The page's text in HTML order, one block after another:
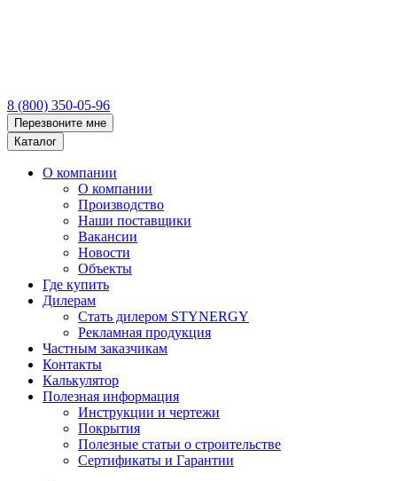
8 (800) 350-05-96
Перезвоните мне
Каталог
О компании
О компании
Производство
Наши поставщики
Вакансии
Новости
Объекты
Где купить
Дилерам
Стать дилером STYNERGY
Рекламная продукция
Частным заказчикам
Контакты
Калькулятор
Полезная информация
Инструкции и чертежи
Покрытия
Полезные статьи о строительстве
Сертификаты и Гарантии